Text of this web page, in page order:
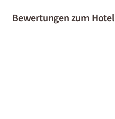
Bewertungen zum Hotel